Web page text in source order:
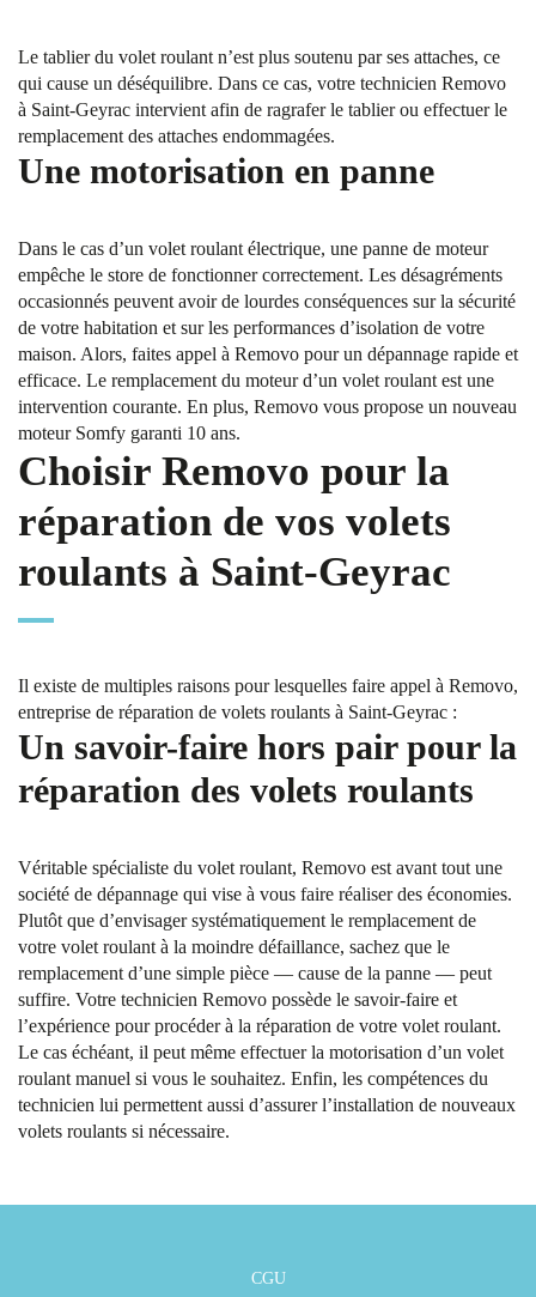
Le tablier du volet roulant n’est plus soutenu par ses attaches, ce
qui cause un déséquilibre. Dans ce cas, votre technicien Removo
à Saint-Geyrac intervient afin de ragrafer le tablier ou effectuer le
remplacement des attaches endommagées.
Une motorisation en panne
Dans le cas d’un volet roulant électrique, une panne de moteur
empêche le store de fonctionner correctement. Les désagréments
occasionnés peuvent avoir de lourdes conséquences sur la sécurité
de votre habitation et sur les performances d’isolation de votre
maison. Alors, faites appel à Removo pour un dépannage rapide et
efficace. Le remplacement du moteur d’un volet roulant est une
intervention courante. En plus, Removo vous propose un nouveau
moteur Somfy garanti 10 ans.
Choisir Removo pour la
réparation de vos volets
roulants à Saint-Geyrac
Il existe de multiples raisons pour lesquelles faire appel à Removo,
entreprise de réparation de volets roulants à Saint-Geyrac :
Un savoir-faire hors pair pour la
réparation des volets roulants
Véritable spécialiste du volet roulant, Removo est avant tout une
société de dépannage qui vise à vous faire réaliser des économies.
Plutôt que d’envisager systématiquement le remplacement de
votre volet roulant à la moindre défaillance, sachez que le
remplacement d’une simple pièce — cause de la panne — peut
suffire. Votre technicien Removo possède le savoir-faire et
l’expérience pour procéder à la réparation de votre volet roulant.
Le cas échéant, il peut même effectuer la motorisation d’un volet
roulant manuel si vous le souhaitez. Enfin, les compétences du
technicien lui permettent aussi d’assurer l’installation de nouveaux
volets roulants si nécessaire.
CGU